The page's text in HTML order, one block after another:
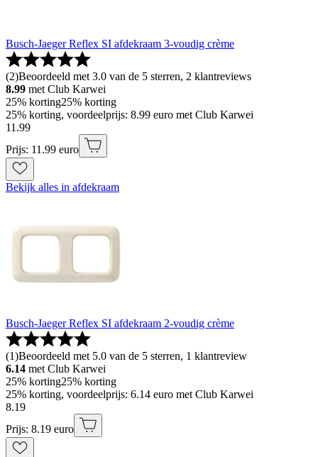
Busch-Jaeger Reflex SI afdekraam 3-voudig crème
(2)Beoordeeld met 3.0 van de 5 sterren, 2 klantreviews
8.99 met Club Karwei
25% korting25% korting
25% korting, voordeelprijs: 8.99 euro met Club Karwei
11 .99
Prijs: 11.99 euro
Bekijk alles in afdekraam
Busch-Jaeger Reflex SI afdekraam 2-voudig crème
(1)Beoordeeld met 5.0 van de 5 sterren, 1 klantreview
6.14 met Club Karwei
25% korting25% korting
25% korting, voordeelprijs: 6.14 euro met Club Karwei
8.19
Prijs: 8.19 euro